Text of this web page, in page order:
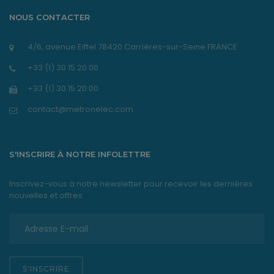
NOUS CONTACTER
4/6, avenue Eiffel 78420 Carrières-sur-Seine FRANCE
+33 (1) 30 15 20 00
+33 (1) 30 15 20 00
contact@metronelec.com
S'INSCRIRE À NOTRE INFOLETTRE
Inscrivez-vous à notre newsletter pour recevoir les dernières
nouvelles et offres
S'INSCRIRE